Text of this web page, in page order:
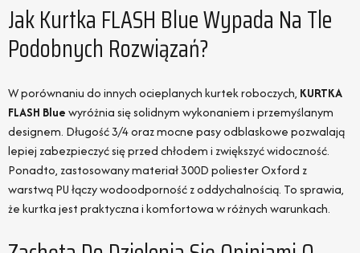
Jak Kurtka FLASH Blue Wypada Na Tle
Podobnych Rozwiązań?
W porównaniu do innych ocieplanych kurtek roboczych, KURTKA
FLASH Bluewyróżnia się solidnym wykonaniem i przemyślanym
designem. Długość 3/4 oraz mocne pasy odblaskowe pozwalają
lepiej zabezpieczyć się przed chłodem i zwiększyć widoczność.
Ponadto, zastosowany materiał 300D poliester Oxford z
warstwą PU łączy wodoodporność z oddychalnością. To sprawia,
że kurtka jest praktyczna i komfortowa w różnych warunkach.